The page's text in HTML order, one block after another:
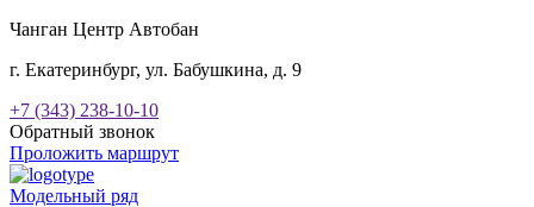
Чанган Центр Автобан
г. Екатеринбург, ул. Бабушкина, д. 9
+7 (343) 238-10-10
Обратный звонок
Проложить маршрут
Модельный ряд